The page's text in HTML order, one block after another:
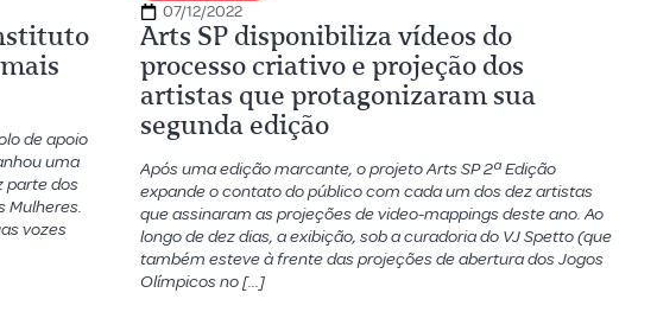
de apoio
uma
parte dos
Mulheres.
vozes
07/12/2022
Arts SP disponibiliza vídeos do
processo criativo e projeção dos
artistas que protagonizaram sua
segunda edição
Após uma edição marcante, o projeto Arts SP 2ª Edição
expande o contato do público com cada um dos dez artistas
que assinaram as projeções de video-mappings deste ano. Ao
longo de dez dias, a exibição, sob a curadoria do VJ Spetto (que
também esteve à frente das projeções de abertura dos Jogos
Olímpicos no […]